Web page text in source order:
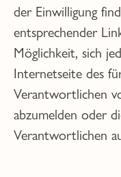
der Einwilligung
entsprechender
Möglichkeit, sich
Internetseite des
Verantwortlichen
abzumelden oder
Verantwortlichen